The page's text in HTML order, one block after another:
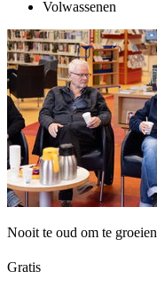
Volwassenen
Nooit te oud om te groeien
Gratis